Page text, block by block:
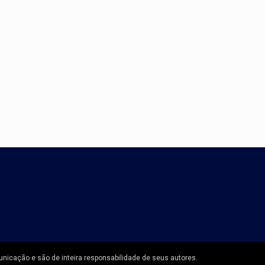
e são de inteira responsabilidade de seus autores.